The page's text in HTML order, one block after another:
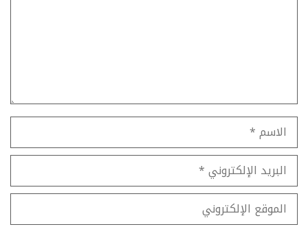
الاسم
البريد
الإلكتروني
الموقع
الإلكتروني